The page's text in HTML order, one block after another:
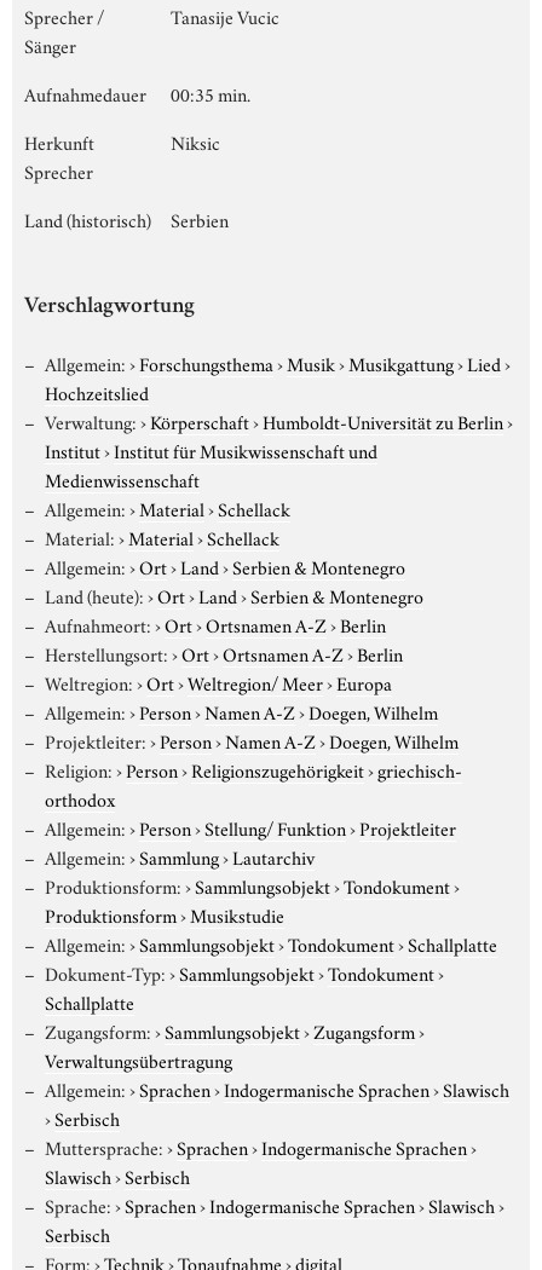
Sprecher /
Sänger
Tanasije Vucic
Aufnahmedauer
00:35 min.
Herkunft
Sprecher
Niksic
Land (historisch) Serbien
Verschlagwortung
Allgemein:›Forschungsthema›Musik›Musikgattung›Lied›
Hochzeitslied
Verwaltung:›Körperschaft›Humboldt-Universität zu Berlin›
Institut›Institut für Musikwissenschaft und
Medienwissenschaft
Allgemein:›Material›Schellack
Material:›Material›Schellack
Allgemein:›Ort›Land›Serbien & Montenegro
Land (heute):›Ort›Land›Serbien & Montenegro
Aufnahmeort:›Ort›Ortsnamen A-Z›Berlin
Herstellungsort:›Ort›Ortsnamen A-Z›Berlin
Weltregion:›Ort›Weltregion/ Meer›Europa
Allgemein:›Person›Namen A-Z›Doegen, Wilhelm
Projektleiter:›Person›Namen A-Z›Doegen, Wilhelm
Religion:›Person›Religionszugehörigkeit›griechisch-
orthodox
Allgemein:›Person›Stellung/ Funktion›Projektleiter
Allgemein:›Sammlung›Lautarchiv
Produktionsform:›Sammlungsobjekt›Tondokument›
Produktionsform›Musikstudie
Allgemein:›Sammlungsobjekt›Tondokument›Schallplatte
Dokument-Typ:›Sammlungsobjekt›Tondokument›
Schallplatte
Zugangsform:›Sammlungsobjekt›Zugangsform›
Verwaltungsübertragung
Allgemein:›Sprachen›Indogermanische Sprachen›Slawisch
›Serbisch
Muttersprache:›Sprachen›Indogermanische Sprachen›
Slawisch›Serbisch
Sprache:›Sprachen›Indogermanische Sprachen›Slawisch›
Serbisch
Form:›Technik›Tonaufnahme›digital